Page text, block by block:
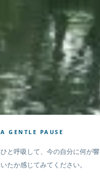
A GENTLE PAUSE
ひと呼吸して、今の自分に何が響
いたか感じてみてください。